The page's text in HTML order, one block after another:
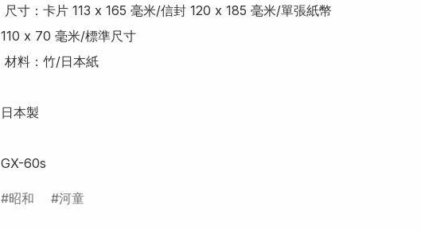
110 x 70 毫米/標準尺寸
日本製
GX-60s
昭和 河童